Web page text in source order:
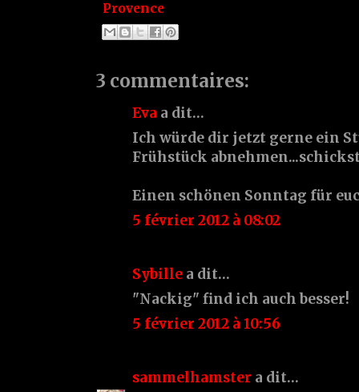
Provence
3 commentaires:
Eva a dit…
Ich würde dir jetzt gerne ein
Frühstück
Einen schönen Sonntag für
5 février 2012 à 08:02
Sybille a dit…
"Nackig" find ich auch besser!
5 février 2012 à 10:56
sammelhamster a dit…